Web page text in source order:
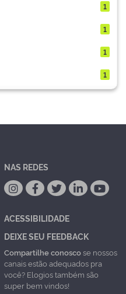
1
1
1
1
NAS REDES
ACESSIBILIDADE
DEIXE SEU FEEDBACK
Compartilhe conoscose nossos
canais estão adequados pra
você? Elogios também são
super bem vindos!